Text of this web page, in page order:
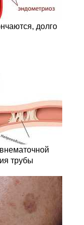
долго
трубы